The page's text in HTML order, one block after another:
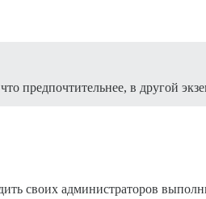
предпочтительнее, в другой
своих администраторов